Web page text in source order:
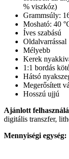
% viszkóz)
Grammsúly:
Mosható: 40
Íves szabású
Oldalvarrással
Mélyebb
Kerek
1:1 bordás
Hátsó
Megerősített
Hosszú ujjú
Ajánlott
digitális transzfer,
Mennyiségi egység: